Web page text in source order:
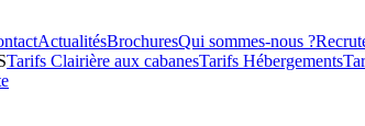
ActualitésBrochuresQui sommes-nous ?
Tarifs Clairière aux cabanesTarifs Hébergements